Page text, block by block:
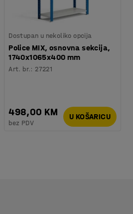
Dostupan u nekoliko opcija
Police MIX, osnovna sekcija,
1740x1065x400 mm
Art. br.: 27221
498,00 KM
bez PDV
U KOŠARICU